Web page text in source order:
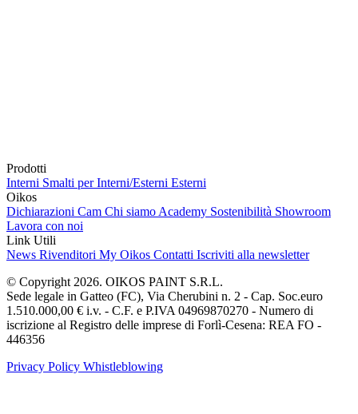
Prodotti
Interni Smalti per Interni/Esterni Esterni
Oikos
Dichiarazioni Cam Chi siamo Academy Sostenibilità Showroom
Lavora con noi
Link Utili
News Rivenditori My Oikos Contatti Iscriviti alla newsletter
© Copyright 2026. OIKOS PAINT S.R.L.
Sede legale in Gatteo (FC), Via Cherubini n. 2 - Cap. Soc.euro
1.510.000,00 € i.v. - C.F. e P.IVA 04969870270 - Numero di
iscrizione al Registro delle imprese di Forlì-Cesena: REA FO -
446356
Privacy Policy Whistleblowing